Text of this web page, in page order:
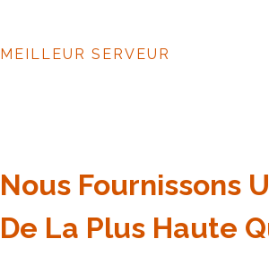
MEILLEUR SERVEUR
Nous Fournissons
De La Plus Haute